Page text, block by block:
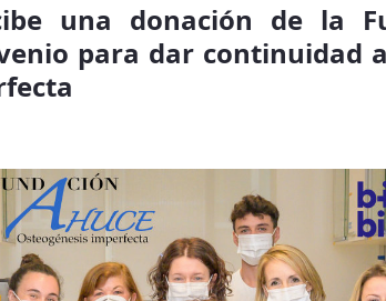
una donación de la
para dar continuidad